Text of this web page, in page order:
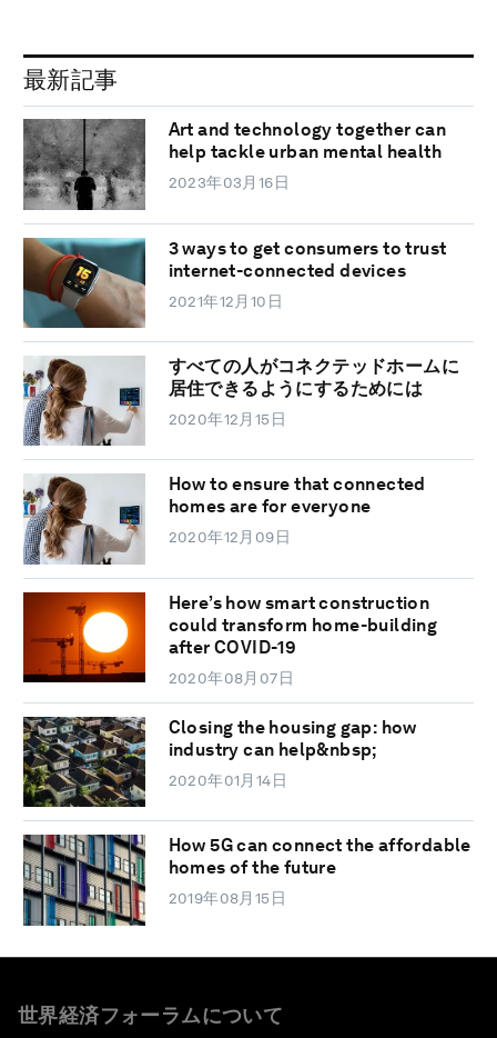
最新記事
Art and technology together can
help tackle urban mental health
2023年03月16日
3 ways to get consumers to trust
internet-connected devices
2021年12月10日
すべての人がコネクテッドホームに
居住できるようにするためには
2020年12月15日
How to ensure that connected
homes are for everyone
2020年12月09日
Here’s how smart construction
could transform home-building
after COVID-19
2020年08月07日
Closing the housing gap: how
industry can help&nbsp;
2020年01月14日
How 5G can connect the affordable
homes of the future
2019年08月15日
世界経済フォーラムについて